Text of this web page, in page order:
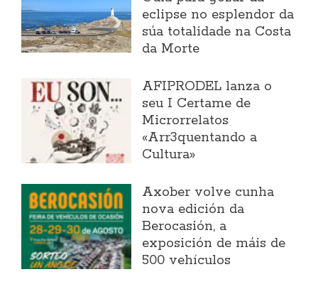
eclipse no esplendor da
súa totalidade na Costa
da Morte
AFIPRODEL lanza o
seu I Certame de
Microrrelatos
«Arr3quentando a
Cultura»
Axober volve cunha
nova edición da
Berocasión, a
exposición de máis de
500 vehículos